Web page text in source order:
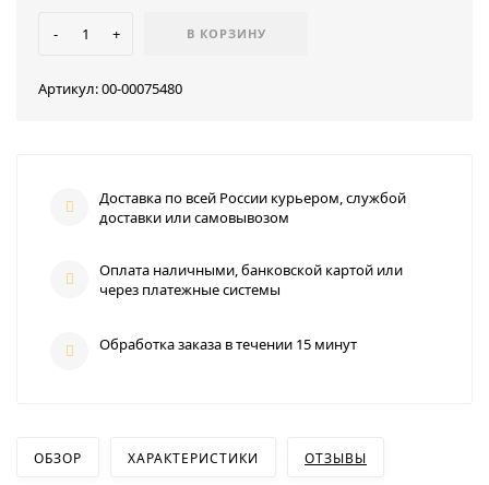
- + В КОРЗИНУ
Артикул:00-00075480
Доставка по всей России курьером, службой
доставки или самовывозом
Оплата наличными, банковской картой или
через платежные системы
Обработка заказа в течении 15 минут
ОБЗОР ХАРАКТЕРИСТИКИ ОТЗЫВЫ